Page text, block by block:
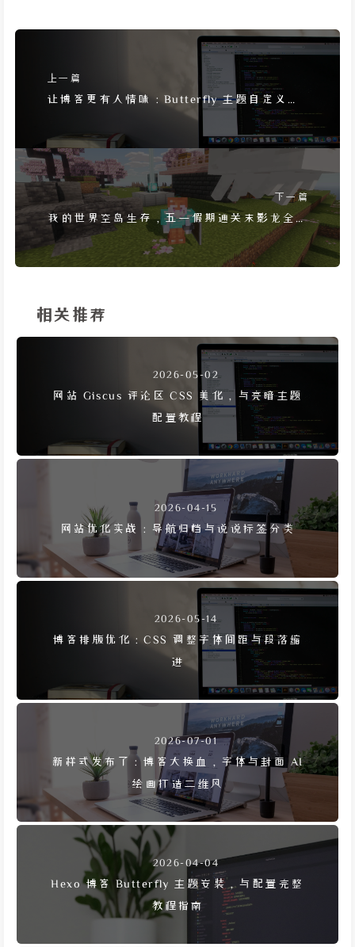
上一篇
让博客更有人情味：Butterfly 主题自定义
下一篇
我的世界空岛生存，五一假期通关末影龙全记
相关推荐
2026-05-02
网站 Giscus 评论区 CSS 美化，与亮暗主题
配置教程
2026-04-15
网站优化实战：导航归档与说说标签分类
2026-05-14
博客排版优化：CSS 调整字体间距与段落缩
进
2026-07-01
新样式发布了：博客大换血，字体与封面 AI
绘画打造二维风
2026-04-04
Hexo 博客 Butterfly 主题安装，与配置完整
教程指南